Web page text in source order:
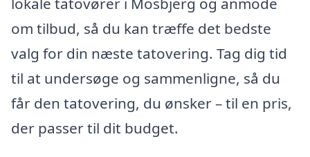
om tilbud, så du kan træffe det bedste
valg for din næste tatovering. Tag dig tid
til at undersøge og sammenligne, så du
får den tatovering, du ønsker – til en pris,
der passer til dit budget.